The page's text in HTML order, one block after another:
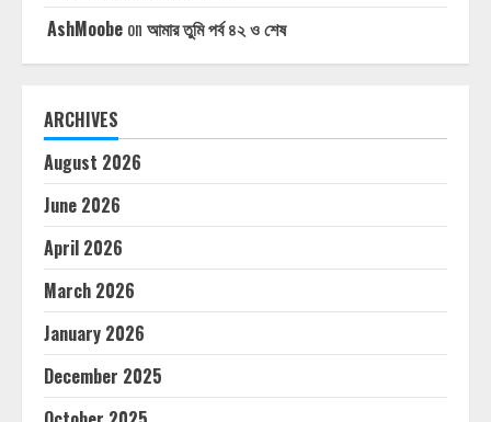
AshMoobe on আমার তুমি পর্ব ৪২ ও শেষ
ARCHIVES
August 2026
June 2026
April 2026
March 2026
January 2026
December 2025